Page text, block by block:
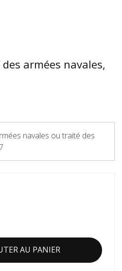
armées navales,
navales ou traité des
AU PANIER